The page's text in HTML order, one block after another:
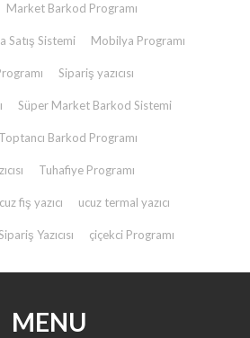
Market Barkod Programı
Satış Sistemi Mobilya Programı
Sipariş yazıcısı
Süper Market Barkod Sistemi
Toptancı Barkod Programı
Tuhafiye Programı
fiş yazıcı ucuz termal yazıcı
Yazıcısı çiçekci Programı
MENU